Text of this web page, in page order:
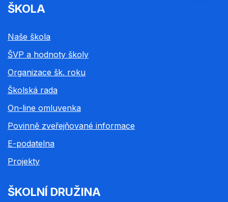
ŠKOLA
Naše škola
ŠVP a hodnoty školy
Organizace šk. roku
Školská rada
On-line omluvenka
Povinně zveřejňované informace
E-podatelna
Projekty
ŠKOLNÍ DRUŽINA